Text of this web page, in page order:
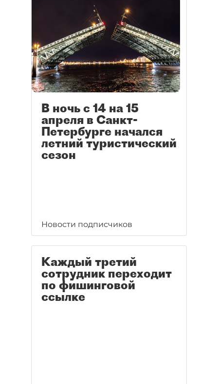
В ночь с 14 на 15
апреля в Санкт-
Петербурге начался
летний туристический
сезон
Новости подписчиков
Каждый третий
сотрудник переходит
по фишинговой
ссылке